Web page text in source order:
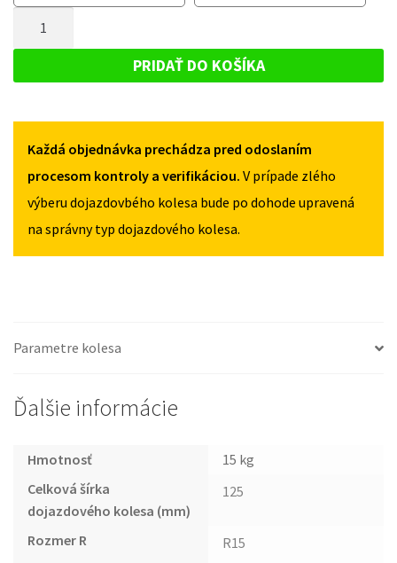
FIAT
OD
125/80R15
OD
2008
FIAT
2008
125/80R15
4X98
PRIDAŤ DO KOŠÍKA
Každá objednávka prechádza pred odoslaním
procesom kontroly a verifikáciou. V prípade zlého
výberu dojazdovbého kolesa bude po dohode upravená
na správny typ dojazdového kolesa.
Parametre kolesa
Ďalšie informácie
Hmotnosť
15 kg
Celková šírka
dojazdového kolesa (mm)
125
Rozmer R
R15